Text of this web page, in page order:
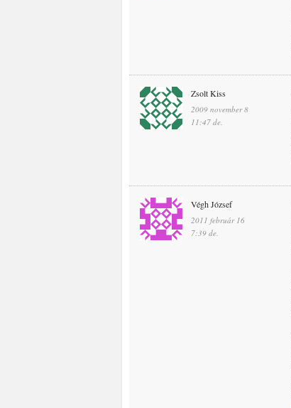
Zsolt Kiss
2009 november 8
11:47 de.
Végh József
2011 február 16
7:39 de.